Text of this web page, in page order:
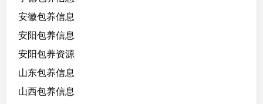
安徽包养信息
安阳包养信息
安阳包养资源
山东包养信息
山西包养信息